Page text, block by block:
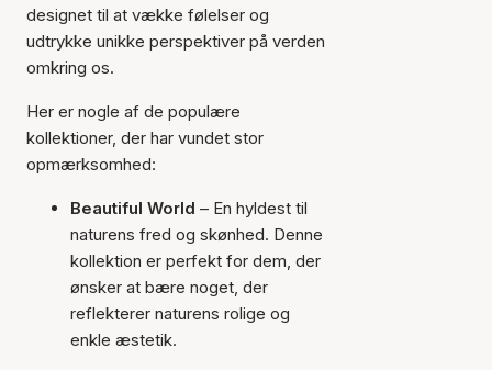
designet til at vække følelser og
udtrykke unikke perspektiver på verden
omkring os.
Her er nogle af de populære
kollektioner, der har vundet stor
opmærksomhed:
Beautiful World – En hyldest til
naturens fred og skønhed. Denne
kollektion er perfekt for dem, der
ønsker at bære noget, der
reflekterer naturens rolige og
enkle æstetik.